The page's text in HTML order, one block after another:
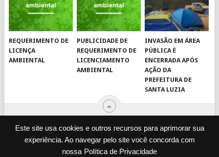
Este site usa cookies e outros recursos para aprimorar sua
experiência. Ao navegar pelo site você concorda com
nossa Política de Privacidade
REQUERIMENTO DE
LICENÇA
AMBIENTAL
PUBLICIDADE DE
REQUERIMENTO DE
LICENCIAMENTO
AMBIENTAL
INVASÃO EM ÁREA
PÚBLICA É
ENCERRADA APÓS
AÇÃO DA
PREFEITURA DE
SANTA LUZIA